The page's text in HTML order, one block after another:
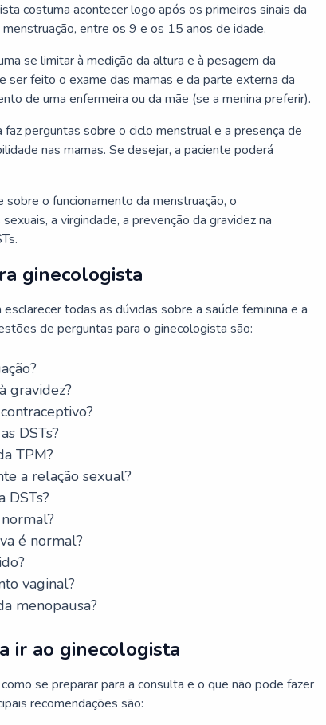
costuma acontecer logo após os primeiros sinais da
entre os 9 e os 15 anos de idade.
se limitar à medição da altura e à pesagem da
ser feito o exame das mamas e da parte externa da
de uma enfermeira ou da mãe (se a menina preferir).
perguntas sobre o ciclo menstrual e a presença de
nas mamas. Se desejar, a paciente poderá
o funcionamento da menstruação, o
a virgindade, a prevenção da gravidez na
ginecologista
todas as dúvidas sobre a saúde feminina e a
de perguntas para o ginecologista são:
gravidez?
DSTs?
TPM?
a relação sexual?
DSTs?
é normal?
vaginal?
menopausa?
ir ao ginecologista
se preparar para a consulta e o que não pode fazer
recomendações são: